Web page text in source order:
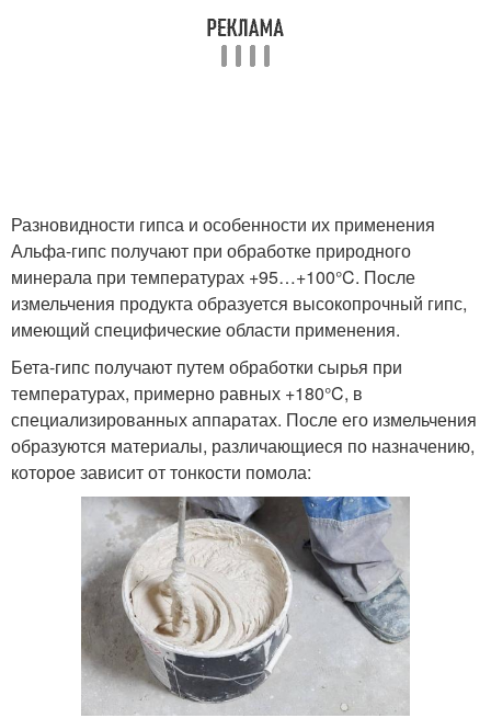
Разновидности гипса и особенности их применения
Альфа-гипс получают при обработке природного
минерала при температурах +95…+100°C. После
измельчения продукта образуется высокопрочный гипс,
имеющий специфические области применения.
Бета-гипс получают путем обработки сырья при
температурах, примерно равных +180°C, в
специализированных аппаратах. После его измельчения
образуются материалы, различающиеся по назначению,
которое зависит от тонкости помола: